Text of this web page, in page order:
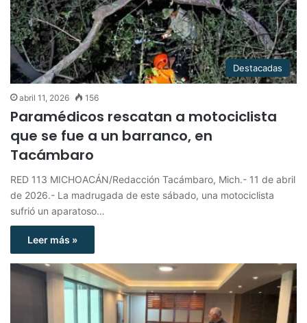
Destacadas
abril 11, 2026 156
Paramédicos rescatan a motociclista
que se fue a un barranco, en
Tacámbaro
RED 113 MICHOACÁN/Redacción Tacámbaro, Mich.- 11 de abril
de 2026.- La madrugada de este sábado, una motociclista
sufrió un aparatoso…
Leer más »